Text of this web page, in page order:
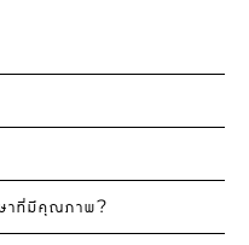
ษาที่มีคุณภาพ?